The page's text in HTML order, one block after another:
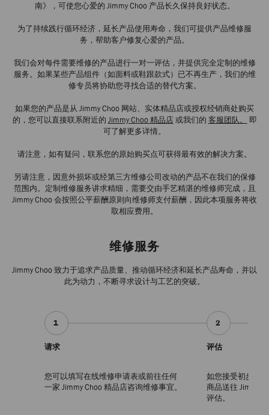
南》，可使您心爱的 Jimmy Choo 产品长久保持良好状态。
为了持续践行循环经济，延长产品使用寿命，我们可提供产品维修服
务，帮助客户修复心爱的产品。
我们会对每件需要维修的产品进行一对一评估，并提供完全定制的维修
服务。如果某些产品组件（如面料或鞋跟款式）已不再生产，我们的维
修专员将协助您寻找合适的替代方案。
如果您的产品是从 Jimmy Choo 网站、实体精品店或授权经销商处购买
的，您可以直接联系附近的 Jimmy Choo 精品店或我们的 客服团队。
即
可了解更多详情。
请注意，如有疑问，联系您的原始购买点可获得最有效的解决方案。
另请注意，因意外损坏或经第三方维修公司改动的产品不在我们的保修
范围内。定制维修服务讲求精细，需要交由手艺精湛的维修师完成，且
Jimmy Choo 会按照公平薪酬原则向维修师支付薪酬，因此本项服务将收
取相应费用。
维修服务
Jimmy Choo 致力于追求产品质量、推动循环经济和延长产品寿命，并以
此为动力，不断寻求设计与工艺的突破。
1
请求
您可以填写在线维修申请表或前往任何
一家 Jimmy Choo 精品店咨询维修事宜。
2
评估
如您接受初步报
商品送往 Jimmy
评估。